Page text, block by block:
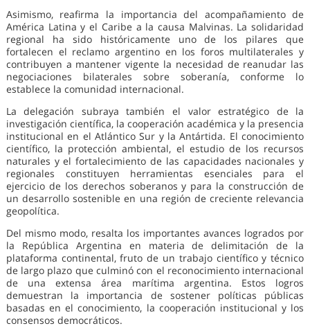
Asimismo, reafirma la importancia del acompañamiento de
América Latina y el Caribe a la causa Malvinas. La solidaridad
regional ha sido históricamente uno de los pilares que
fortalecen el reclamo argentino en los foros multilaterales y
contribuyen a mantener vigente la necesidad de reanudar las
negociaciones bilaterales sobre soberanía, conforme lo
establece la comunidad internacional.
La delegación subraya también el valor estratégico de la
investigación científica, la cooperación académica y la presencia
institucional en el Atlántico Sur y la Antártida. El conocimiento
científico, la protección ambiental, el estudio de los recursos
naturales y el fortalecimiento de las capacidades nacionales y
regionales constituyen herramientas esenciales para el
ejercicio de los derechos soberanos y para la construcción de
un desarrollo sostenible en una región de creciente relevancia
geopolítica.
Del mismo modo, resalta los importantes avances logrados por
la República Argentina en materia de delimitación de la
plataforma continental, fruto de un trabajo científico y técnico
de largo plazo que culminó con el reconocimiento internacional
de una extensa área marítima argentina. Estos logros
demuestran la importancia de sostener políticas públicas
basadas en el conocimiento, la cooperación institucional y los
consensos democráticos.